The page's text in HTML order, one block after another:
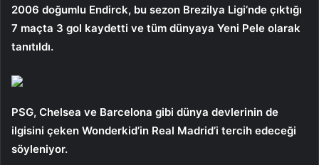
2006 doğumlu Endirck, bu sezon Brezilya Ligi’nde çıktığı
7 maçta 3 gol kaydetti ve tüm dünyaya Yeni Pele olarak
tanıtıldı.
PSG, Chelsea ve Barcelona gibi dünya devlerinin de
ilgisini çeken Wonderkid’in Real Madrid’i tercih edeceği
söyleniyor.